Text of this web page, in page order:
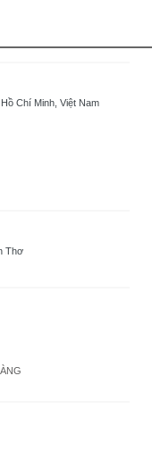
Chí Minh, Việt Nam
Thơ